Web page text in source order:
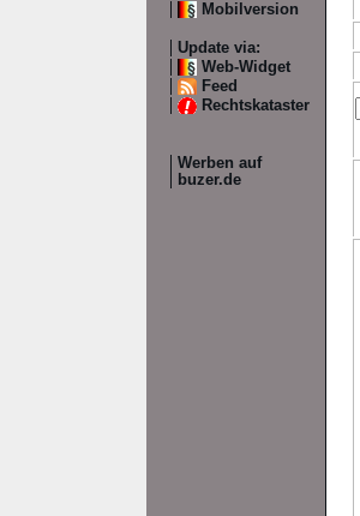
Mobilversion
Update via:
Web-Widget
Feed
Rechtskataster
Werben auf
buzer.de